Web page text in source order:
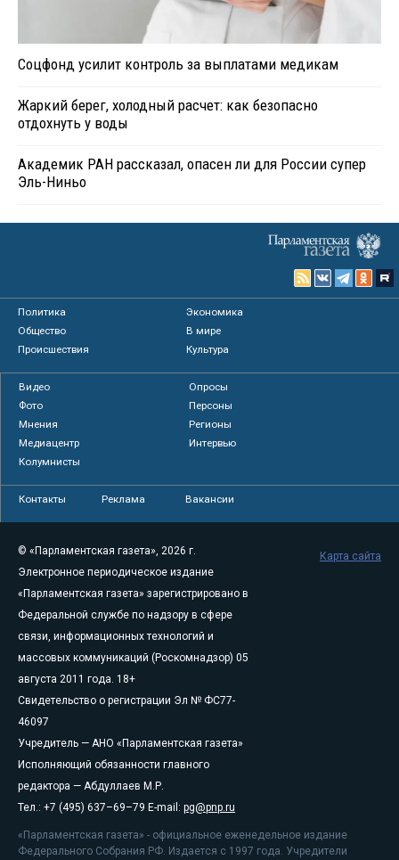
Соцфонд усилит контроль за выплатами медикам
Жаркий берег, холодный расчет: как безопасно
отдохнуть у воды
Академик РАН рассказал, опасен ли для России супер
Эль-Ниньо
Политика
Экономика
Общество
В мире
Происшествия
Культура
Видео
Опросы
Фото
Персоны
Мнения
Регионы
Медиацентр
Интервью
Колумнисты
Контакты Реклама Вакансии
© «Парламентская газета», 2026 г.
Электронное периодическое издание
«Парламентская газета» зарегистрировано в
Федеральной службе по надзору в сфере
связи, информационных технологий и
массовых коммуникаций (Роскомнадзор) 05
августа 2011 года. 18+
Свидетельство о регистрации Эл № ФС77-
46097
Учредитель — АНО «Парламентская газета»
Исполняющий обязанности главного
редактора — Абдуллаев М.Р.
Тел.: +7 (495) 637–69–79 E-mail: pg@pnp.ru
«Парламентская газета» - официальное еженедельное издание
Федерального Собрания РФ. Издается с 1997 года. Учредители
Карта сайта